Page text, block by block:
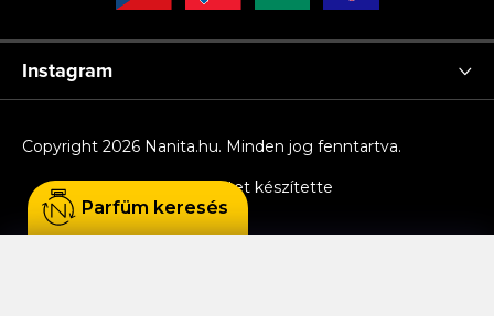
Instagram
Shoptet készítette
Copyright 2026 Nanita.hu. Minden jog fenntartva.
Parfüm keresés